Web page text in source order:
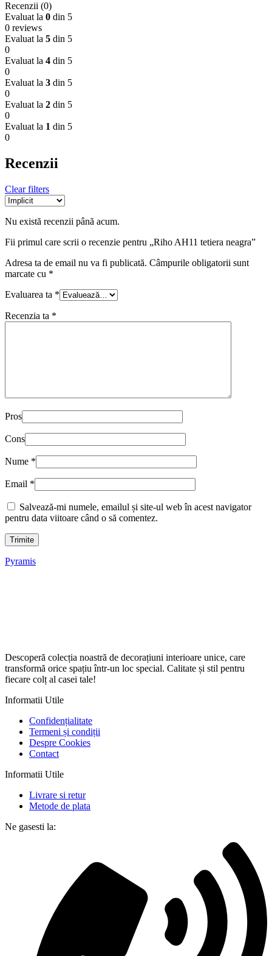
Recenzii (0)
Evaluat la 0 din 5
0 reviews
Evaluat la 5 din 5
0
Evaluat la 4 din 5
0
Evaluat la 3 din 5
0
Evaluat la 2 din 5
0
Evaluat la 1 din 5
0
Recenzii
Clear filters
Nu există recenzii până acum.
Fii primul care scrii o recenzie pentru „Riho AH11 tetiera neagra”
Adresa ta de email nu va fi publicată. Câmpurile obligatorii sunt
marcate cu *
Evaluarea ta *
Recenzia ta *
Pros
Cons
Nume *
Email *
Salvează-mi numele, emailul și site-ul web în acest navigator
pentru data viitoare când o să comentez.
Pyramis
Descoperă colecția noastră de decorațiuni interioare unice, care
transformă orice spațiu într-un loc special. Calitate și stil pentru
fiecare colț al casei tale!
Informatii Utile
Confidențialitate
Termeni și condiții
Despre Cookies
Contact
Informatii Utile
Livrare si retur
Metode de plata
Ne gasesti la: